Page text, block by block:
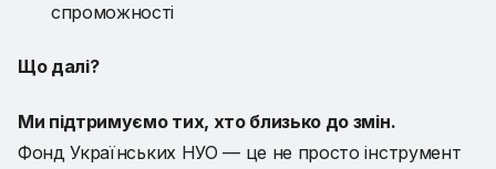
спроможності
Що далі?
Ми підтримуємо тих, хто близько до змін.
Фонд Українських НУО — це не просто інструмент